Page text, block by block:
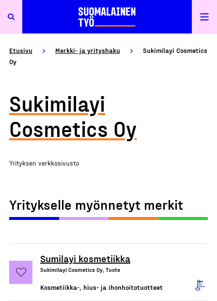
Etusivu Merkki- ja yrityshaku
Sukimilayi Cosmetics
Oy
Sukimilayi
Cosmetics Oy
Yrityksen verkkosivusto
Yritykselle myönnetyt merkit
Sumilayi kosmetiikka
Sukimilayi Cosmetics Oy, Tuote
Kosmetiikka-, hius- ja ihonhoitotuotteet